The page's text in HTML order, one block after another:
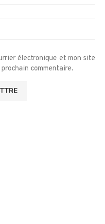
électronique et mon site
commentaire.